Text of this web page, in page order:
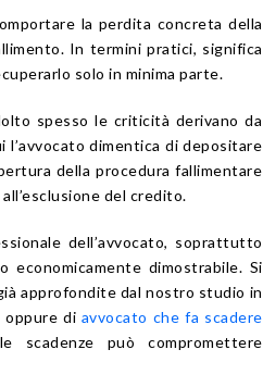
la perdita concreta della
In termini pratici, significa
solo in minima parte.
spesso le criticità derivano da
l’avvocato dimentica di depositare
della procedura fallimentare
del credito.
dell’avvocato, soprattutto
economicamente dimostrabile. Si
approfondite dal nostro studio in
oppure di avvocato che fa scadere
può compromettere